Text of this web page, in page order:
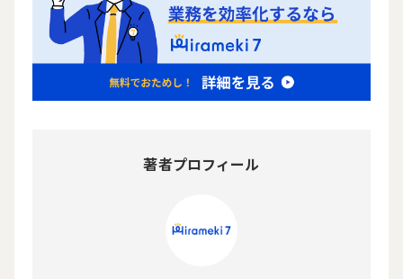
著者プロフィール